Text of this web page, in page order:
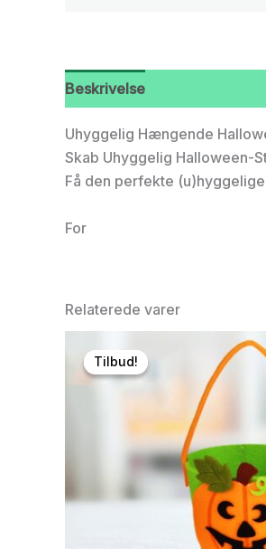
Beskrivelse
Uhyggelig Hængende
Skab Uhyggelig Halloween-
Få den perfekte
For
Relaterede varer
Tilbud!
Tilbud!